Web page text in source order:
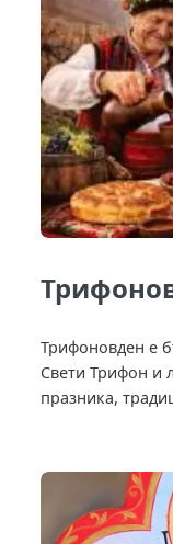
Трифоновден е
Свети Трифон и
празника,